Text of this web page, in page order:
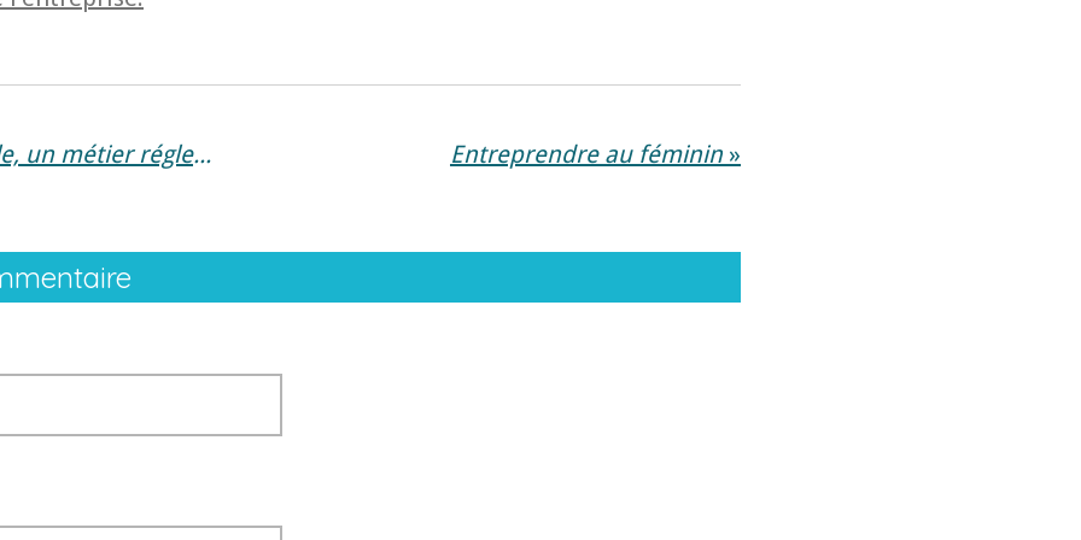
Expert-comptable, un métier réglementé Entreprendre au féminin »